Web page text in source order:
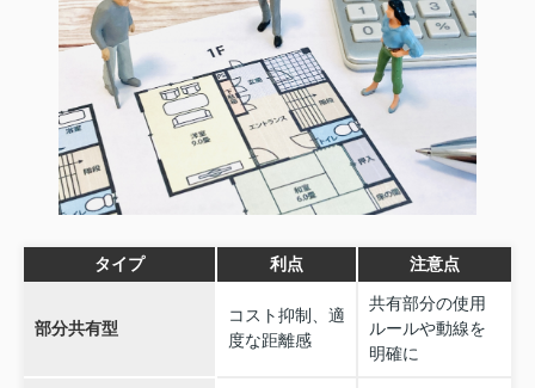
タイプ 利点 注意点
部分共有型
コスト抑制、適
度な距離感
共有部分の使用
ルールや動線を
明確に